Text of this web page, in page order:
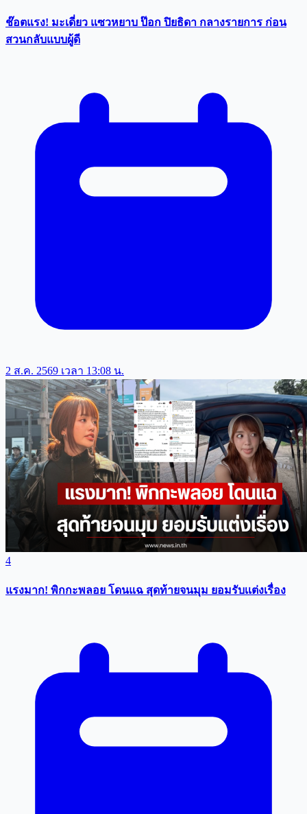
ช๊อตแรง! มะเดี่ยว แซวหยาบ ป๊อก ปิยธิดา กลางรายการ ก่อน
สวนกลับแบบผู้ดี
2 ส.ค. 2569 เวลา 13:08 น.
4
แรงมาก! พิกกะพลอย โดนแฉ สุดท้ายจนมุม ยอมรับเเต่งเรื่อง